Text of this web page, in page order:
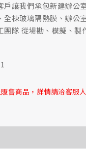
戶讓我們承包新建辦公
全棟玻璃隔熱膜、辦公
團隊 從場勘、模擬、製
售商品，詳情請洽客服